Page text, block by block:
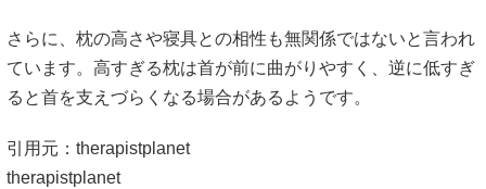
さらに、枕の高さや寝具との相性も無関係ではないと言われ
ています。高すぎる枕は首が前に曲がりやすく、逆に低すぎ
ると首を支えづらくなる場合があるようです。
引用元：therapistplanet
therapistplanet